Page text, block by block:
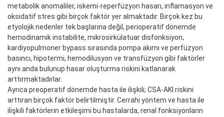
metabolik anomaliler, iskemi-reperfüzyon hasarı, inflamasyon ve
oksidatif stres gibi birçok faktör yer almaktadır. Birçok kez bu
etyolojik nedenler tek başlarına değil, perioperatif dönemde
hemodinamik instabilite, mikrosirkülatuar disfonksiyon,
kardiyopulmoner bypass sırasında pompa akımı ve perfüzyon
basıncı, hipotermi, hemodilusyon ve transfüzyon gibi faktörler
aynı anda bulunup hasar oluşturma riskini katlanarak
arttırmaktadırlar.
Ayrıca preoperatif dönemde hasta ile ilişkili; CSA-AKI riskini
arttıran birçok faktör belirtilmiştir. Cerrahi yöntem ve hasta ile
ilişkili faktörlerin etkileşimi bu hastalarda, renal fonksiyonların